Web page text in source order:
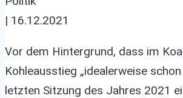
| 16.12.2021
Vor dem Hintergrund, dass im
Kohleausstieg „idealerweise
letzten Sitzung des Jahres 2021